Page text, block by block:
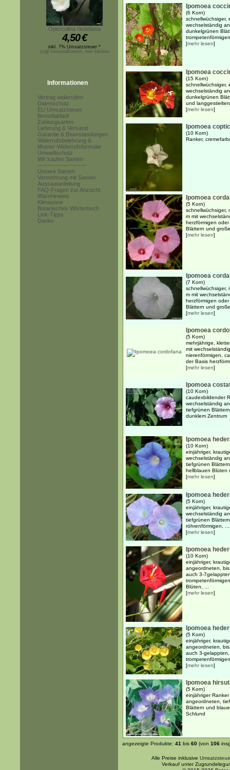
Operculina riedeliana
4,50€
inkl. 7% Umsatzsteuer *
zzgl.Versandkosten, hier klicken
Informationen
Vertrag widerrufen
Datenschutz
EU Umsatzsteuer
Bestellablauf
Zahlungsarten
Lieferung & Versand
Garantie & Beanstandungen
Widerrufsbelehrung &
Muster-Widerrufsformular
Umweltschutz
Wir kaufen Samen
------------------------
Unsere Samen
Vermehrung mit Samen
Aussaatanleitung
FAQ-Fragen zur Anzucht
Warnhinweis
Klimazone
Botanisches Wörterbuch
Link-Tipps
Danke
Ipomoea
(6 Korn)
schnellwüchsiger,
wechselständig
dunkelgrünen
[mehr lesen]
Ipomoea
(15 Korn)
schnellwüchsiger,
wechselständig
dunkelgrünen
und
[mehr lesen]
Ipomoea
(10 Korn)
Ranker,
Ipomoea
(5 Korn)
schnellwüchsiger,
m mit
herzförmigen
Blättern und
[mehr lesen]
Ipomoea
(7 Korn)
schnellwüchsiger,
m mit
herzförmigen
Blättern und
[mehr lesen]
Ipomoea
(5 Korn)
mehrjährige,
mit
nierenförmigen,
der Basis
[mehr lesen]
Ipomoea
(10 Korn)
caudexbildender
wechselständig
tiefgrünen
dunklem Zentrum
Ipomoea
(10 Korn)
einjähriger,
wechselständig
tiefgrünen
hellblauen Blüten
[mehr lesen]
Ipomoea
(5 Korn)
einjähriger,
wechselständig
tiefgrünen
röhrenförmigen, ...
[mehr lesen]
Ipomoea
(10 Korn)
einjähriger,
angeordneten,
auch 3-
Blüten, ...
[mehr lesen]
Ipomoea
(5 Korn)
einjähriger,
angeordneten,
auch 3-
[mehr lesen]
Ipomoea
(5 Korn)
einjähriger
angeordneten,
Blättern und
Schlund
angezeigte Produkte: 41 bis 60 (von 106
Alle Preise inklusive
Verkauf unter